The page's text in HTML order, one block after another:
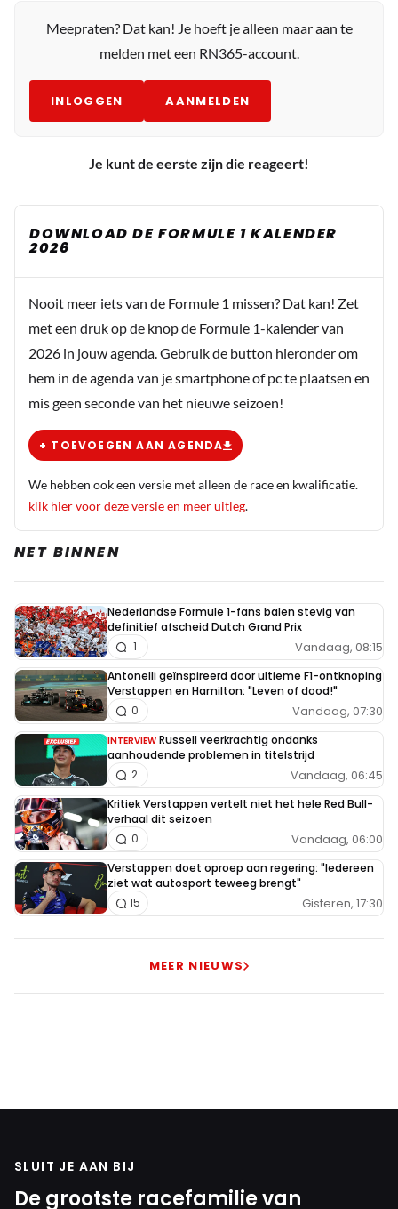
Meepraten? Dat kan! Je hoeft je alleen maar aan te
melden met een RN365-account.
INLOGGEN AANMELDEN
Je kunt de eerste zijn die reageert!
DOWNLOAD DE FORMULE 1 KALENDER
2026
Nooit meer iets van de Formule 1 missen? Dat kan! Zet
met een druk op de knop de Formule 1-kalender van
2026 in jouw agenda. Gebruik de button hieronder om
hem in de agenda van je smartphone of pc te plaatsen en
mis geen seconde van het nieuwe seizoen!
+ TOEVOEGEN AAN AGENDA
We hebben ook een versie met alleen de race en kwalificatie.
klik hier voor deze versie en meer uitleg.
NET BINNEN
Nederlandse Formule 1-fans balen stevig van
definitief afscheid Dutch Grand Prix
Vandaag, 08:15
1
Antonelli geïnspireerd door ultieme F1-ontknoping
Verstappen en Hamilton: "Leven of dood!"
Vandaag, 07:30
0
INTERVIEW Russell veerkrachtig ondanks
aanhoudende problemen in titelstrijd
Vandaag, 06:45
2
Kritiek Verstappen vertelt niet het hele Red Bull-
verhaal dit seizoen
Vandaag, 06:00
0
Verstappen doet oproep aan regering: "Iedereen
ziet wat autosport teweeg brengt"
Gisteren, 17:30
15
MEER NIEUWS
SLUIT JE AAN BIJ
De grootste racefamilie van